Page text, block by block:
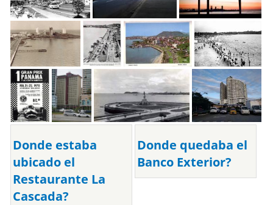
Donde estaba
ubicado el
Restaurante La
Cascada?
Donde quedaba el
Banco Exterior?